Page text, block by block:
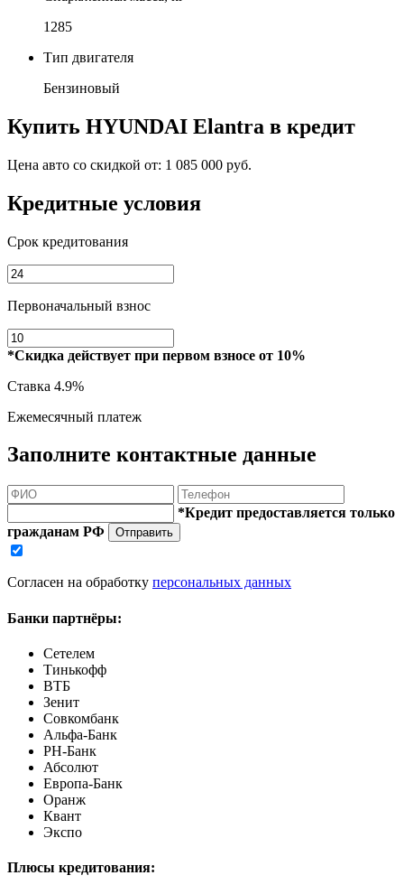
1285
Тип двигателя
Бензиновый
Купить HYUNDAI Elantra в кредит
Цена авто со скидкой от: 1 085 000 руб.
Кредитные условия
Срок кредитования
Первоначальный взнос
*Скидка действует при первом взносе от 10%
Ставка 4.9%
Ежемесячный платеж
Заполните контактные данные
*Кредит предоставляется только
гражданам РФ
Отправить
Согласен на обработку персональных данных
Банки партнёры:
Сетелем
Тинькофф
ВТБ
Зенит
Совкомбанк
Альфа-Банк
РН-Банк
Абсолют
Европа-Банк
Оранж
Квант
Экспо
Плюсы кредитования: